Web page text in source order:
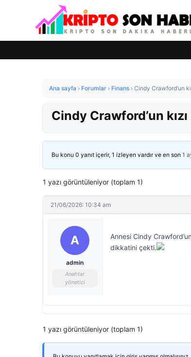
Ana sayfa › Forumlar › Finans › Cindy Crawford’un
Cindy Crawford’un
Bu konu 0 yanıt içerir, 1 izleyen vardır ve en son 1
1 yazı görüntüleniyor (toplam 1)
21/06/2026: 10:34 am
A
admin
Anahtar
yönetici
Annesi Cindy
dikkatini çekti.
1 yazı görüntüleniyor (toplam 1)